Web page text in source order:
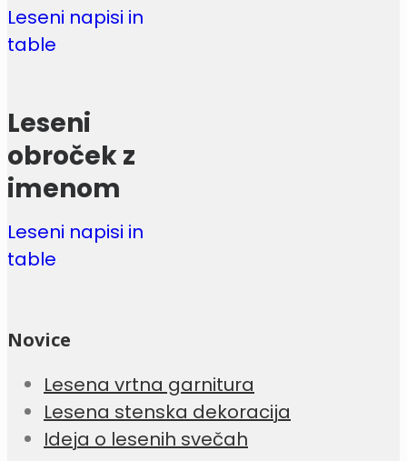
Leseni napisi in
table
Leseni
obroček z
imenom
Leseni napisi in
table
Novice
Lesena vrtna garnitura
Lesena stenska dekoracija
Ideja o lesenih svečah